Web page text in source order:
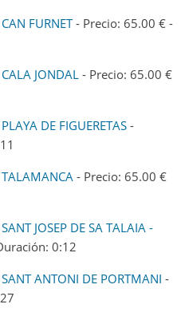
FURNET- Precio: 65.00 € -
JONDAL - Precio: 65.00 €
DE FIGUERETAS -
- Precio: 65.00 €
JOSEP DE SA TALAIA -
0:12
ANTONI DE PORTMANI -